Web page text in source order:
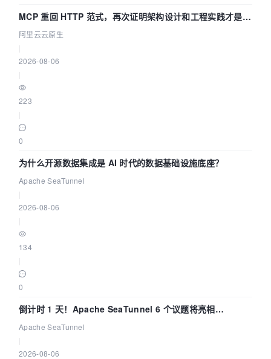
MCP 重回 HTTP 范式，再次证明架构设计和工程实践才是稀
缺资源
阿里云云原生
2026-08-06
223
0
为什么开源数据集成是 AI 时代的数据基础设施底座？
Apache SeaTunnel
2026-08-06
134
0
倒计时 1 天！Apache SeaTunnel 6 个议题将亮相
Community Over Code Asia 2026
Apache SeaTunnel
2026-08-06